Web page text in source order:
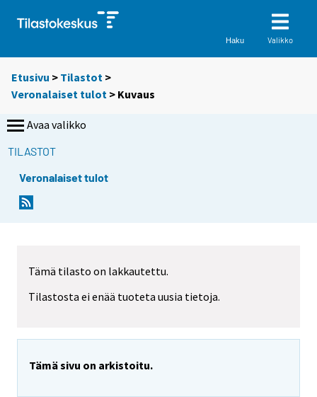
Haku Valikko
Etusivu > Tilastot >
Veronalaiset tulot > Kuvaus
Avaa valikko
TILASTOT
Veronalaiset tulot
Tämä tilasto on lakkautettu.
Tilastosta ei enää tuoteta uusia tietoja.
Tämä sivu on arkistoitu.